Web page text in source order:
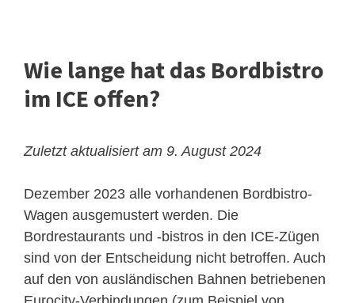
Wie lange hat das Bordbistro
im ICE offen?
Zuletzt aktualisiert am 9. August 2024
Dezember 2023 alle vorhandenen Bordbistro-
Wagen ausgemustert werden. Die
Bordrestaurants und -bistros in den ICE-Zügen
sind von der Entscheidung nicht betroffen. Auch
auf den von ausländischen Bahnen betriebenen